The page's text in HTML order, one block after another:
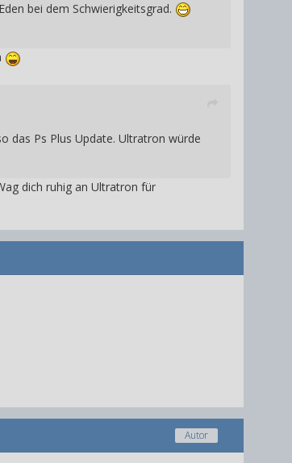
bei dem Schwierigkeitsgrad.
das Ps Plus Update. Ultratron würde
dich ruhig an Ultratron für
Autor